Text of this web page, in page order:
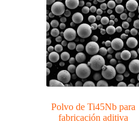
Polvo de Ti45Nb para
fabricación aditiva